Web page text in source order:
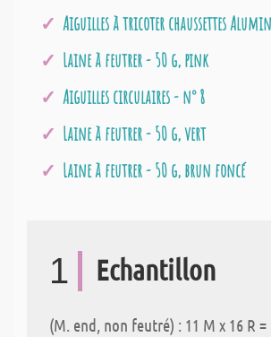
Aiguilles à tricoter chaussettes
Laine à feutrer - 50 g, pink
Aiguilles circulaires - n° 8
Laine à feutrer - 50 g, vert
Laine à feutrer - 50 g, brun foncé
1 Echantillon
(M. end, non feutré) : 11 M x 16 R =